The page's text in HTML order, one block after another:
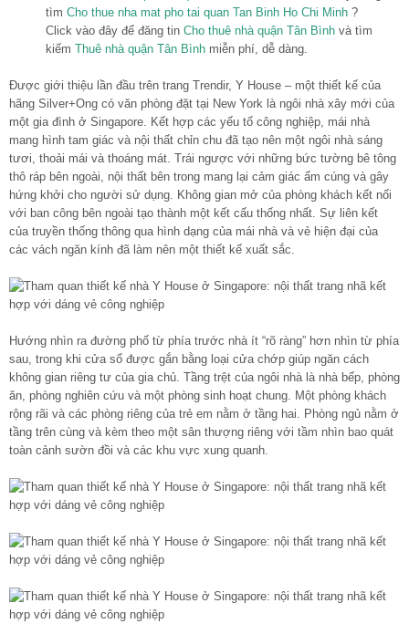
tìm Cho thue nha mat pho tai quan Tan Binh Ho Chi Minh ?
Click vào đây để đăng tin Cho thuê nhà quận Tân Bình và tìm
kiếm Thuê nhà quận Tân Bình miễn phí, dễ dàng.
Được giới thiệu lần đầu trên trang Trendir, Y House – một thiết kế của
hãng Silver+Ong có văn phòng đặt tại New York là ngôi nhà xây mới của
một gia đình ở Singapore. Kết hợp các yếu tố công nghiệp, mái nhà
mang hình tam giác và nội thất chỉn chu đã tạo nên một ngôi nhà sáng
tươi, thoải mái và thoáng mát. Trái ngược với những bức tường bê tông
thô ráp bên ngoài, nội thất bên trong mang lại cảm giác ấm cúng và gây
hứng khởi cho người sử dụng. Không gian mở của phòng khách kết nối
với ban công bên ngoài tạo thành một kết cấu thống nhất. Sự liên kết
của truyền thống thông qua hình dạng của mái nhà và vẻ hiện đại của
các vách ngăn kính đã làm nên một thiết kế xuất sắc.
Hướng nhìn ra đường phố từ phía trước nhà ít “rõ ràng” hơn nhìn từ phía
sau, trong khi cửa sổ được gắn bằng loại cửa chớp giúp ngăn cách
không gian riêng tư của gia chủ. Tầng trệt của ngôi nhà là nhà bếp, phòng
ăn, phòng nghiên cứu và một phòng sinh hoạt chung. Một phòng khách
rộng rãi và các phòng riêng của trẻ em nằm ở tầng hai. Phòng ngủ nằm ở
tầng trên cùng và kèm theo một sân thượng riêng với tầm nhìn bao quát
toàn cảnh sườn đồi và các khu vực xung quanh.